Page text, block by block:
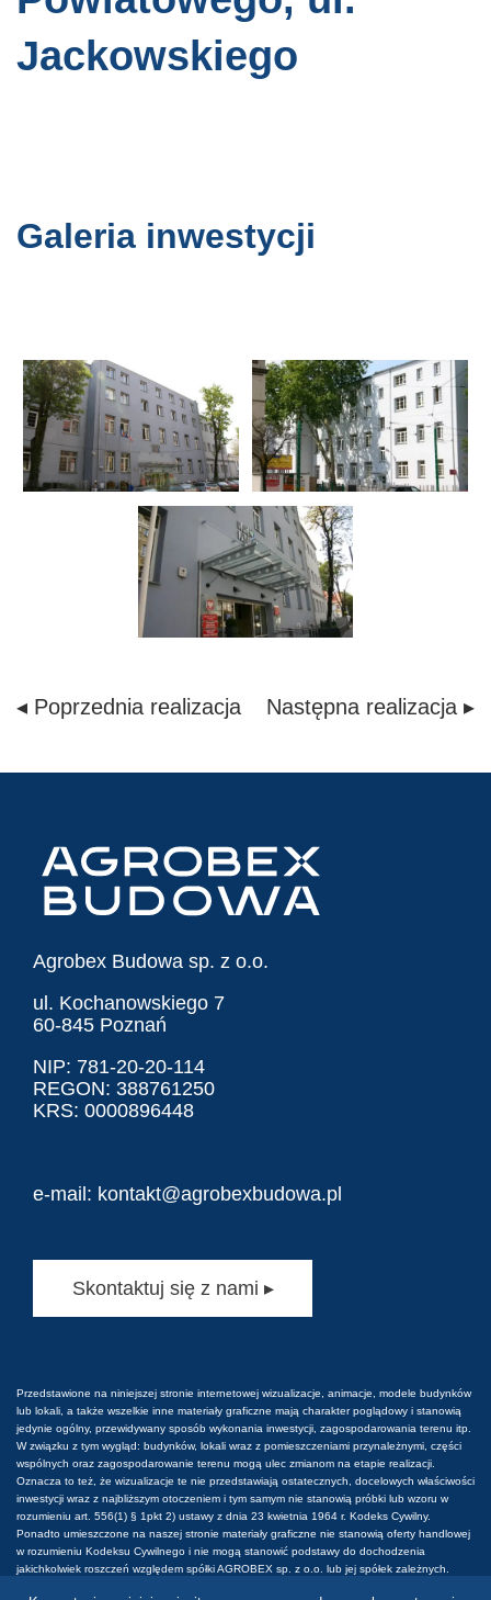
Jackowskiego
Galeria inwestycji
◂ Poprzednia realizacja Następna realizacja ▸
Agrobex Budowa sp. z o.o.
ul. Kochanowskiego 7
60-845 Poznań
NIP: 781-20-20-114
REGON: 388761250
KRS: 0000896448
e-mail: kontakt@agrobexbudowa.pl
Skontaktuj się z nami ▸
Przedstawione na niniejszej stronie internetowej wizualizacje, animacje, modele budynków
lub lokali, a także wszelkie inne materiały graficzne mają charakter poglądowy i stanowią
jedynie ogólny, przewidywany sposób wykonania inwestycji, zagospodarowania terenu itp.
W związku z tym wygląd: budynków, lokali wraz z pomieszczeniami przynależnymi, części
wspólnych oraz zagospodarowanie terenu mogą ulec zmianom na etapie realizacji.
Oznacza to też, że wizualizacje te nie przedstawiają ostatecznych, docelowych właściwości
inwestycji wraz z najbliższym otoczeniem i tym samym nie stanowią próbki lub wzoru w
rozumieniu art. 556(1) § 1pkt 2) ustawy z dnia 23 kwietnia 1964 r. Kodeks Cywilny.
Ponadto umieszczone na naszej stronie materiały graficzne nie stanowią oferty handlowej
w rozumieniu Kodeksu Cywilnego i nie mogą stanowić podstawy do dochodzenia
jakichkolwiek roszczeń względem spółki AGROBEX sp. z o.o. lub jej spółek zależnych.